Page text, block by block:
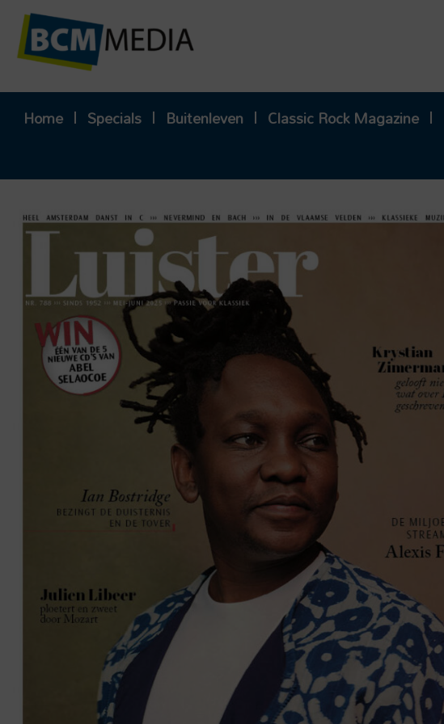
naar
Home Specials Buitenleven Classic Rock Magazine